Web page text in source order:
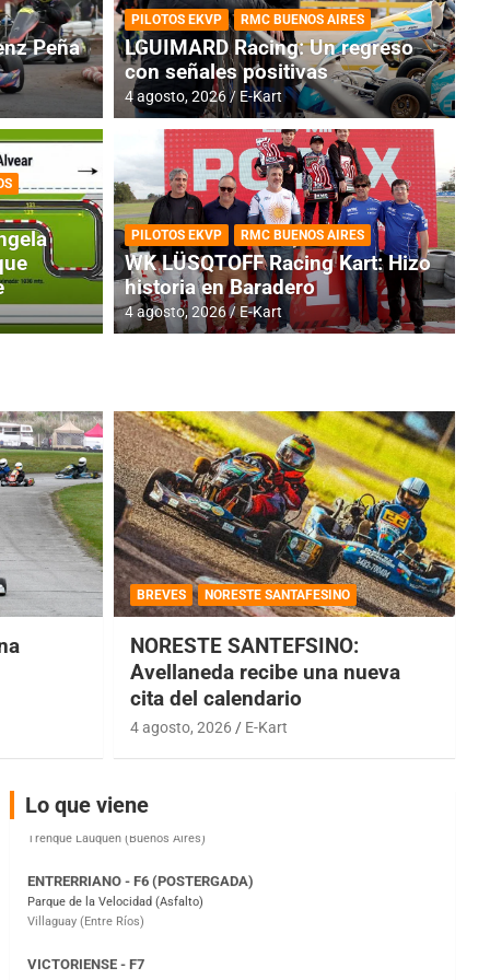
Horarios para la
Peña
PILOTOS EKVP RMC BUENOS AIRES
LGUIMARD Racing: Un regreso
con señales positivas
4 agosto, 2026 E-Kart
PILOTOS EKVP RMC BUENOS AIRES
WK LÜSQTOFF Racing Kart: Hizo
historia en Baradero
4 agosto, 2026 E-Kart
BREVES NORESTE SANTAFESINO
NORESTE SANTEFSINO:
Avellaneda recibe una nueva
cita del calendario
4 agosto, 2026 E-Kart
Lo que viene
COBERTURA ESPECIAL DE E-KART.COM.AR
IAME SERIES ARGENTINA 6
Ramiro Tot (Asfalto)
Baradero (Buenos Aires)
Ciudad de Trenque Lauquen (Asfalto)
Parque de la Velocidad (Asfalto)
Victoria (Entre Ríos)